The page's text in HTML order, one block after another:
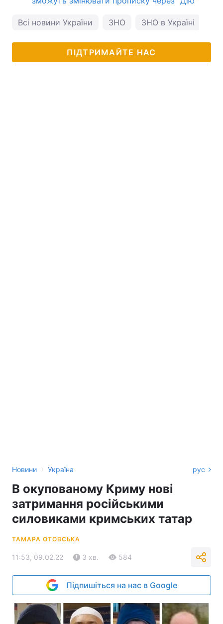
Всі новини України ЗНО ЗНО в Україні
ПІДТРИМАЙТЕ НАС
Новини › Україна рус
В окупованому Криму нові
затримання російськими
силовиками кримських татар
ТАМАРА ОТОВСЬКА
11:53, 09.02.22 3 хв. 584
Підпишіться на нас в Google